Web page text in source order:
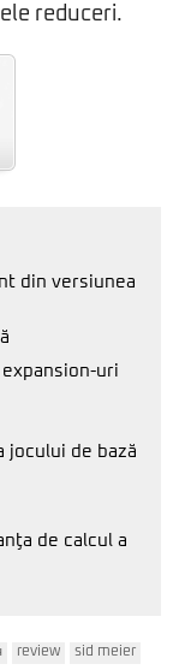
reduceri.
din versiunea
uri
jocului de bază
de calcul a
review
sid meier